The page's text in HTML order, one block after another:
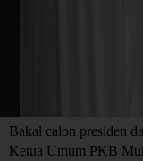
Bakal calon presiden
Ketua Umum PKB